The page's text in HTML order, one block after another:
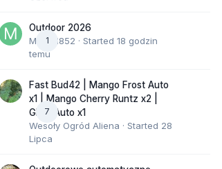
1
Outdoor 2026
Marcel852 · Started 18 godzin
temu
7
Fast Bud42 | Mango Frost Auto
x1 | Mango Cherry Runtz x2 |
GMO Auto x1
Wesoły Ogród Aliena · Started 28
Lipca